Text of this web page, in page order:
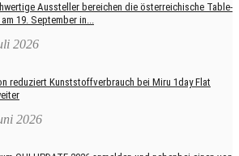
Aussteller bereichen die österreichische Table-
19. September in...
2026
reduziert Kunststoffverbrauch bei Miru 1day Flat
2026